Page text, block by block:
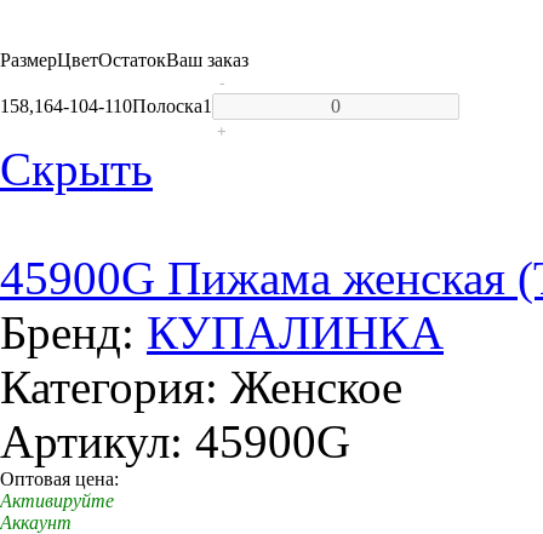
РазмерЦветОстатокВаш заказ
158,164-104-110Полоска1
-
+
Скрыть
45900G Пижама женская
Бренд: КУПАЛИНКА
Категория: Женское
Артикул: 45900G
Оптовая цена:
Активируйте
Аккаунт